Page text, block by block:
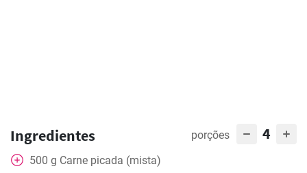
Ingredientes porções 4
500 g Carne picada (mista)